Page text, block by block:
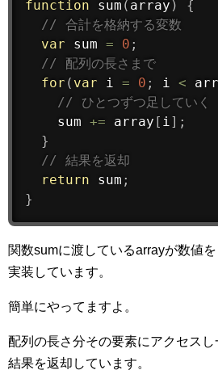
function
sum ( array )
{
// 合計を格納する変数
var sum = 0 ;
// 配列の長さまで
for ( var i = 0 ; i <
// ひとつずつ足していく
    sum
+= array [ i ] ;
}
// 結果を返却
return sum ;
}
関数sumに渡しているarrayが数値
実装しています。
簡単にやってますよ。
配列の長さ分その要素にアクセス
結果を返却しています。